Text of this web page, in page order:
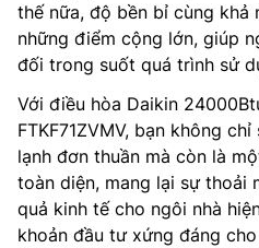
thế nữa, độ bền bỉ cùng khả
những điểm cộng lớn, giúp
đối trong suốt quá trình sử
Với điều hòa Daikin
FTKF71ZVMV, bạn không
lạnh đơn thuần mà còn là
toàn diện, mang lại sự thoải
quả kinh tế cho ngôi nhà
khoản đầu tư xứng đáng